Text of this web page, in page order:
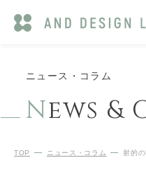
ニュース・コラム
News &
TOP ニュース・コラム 射的